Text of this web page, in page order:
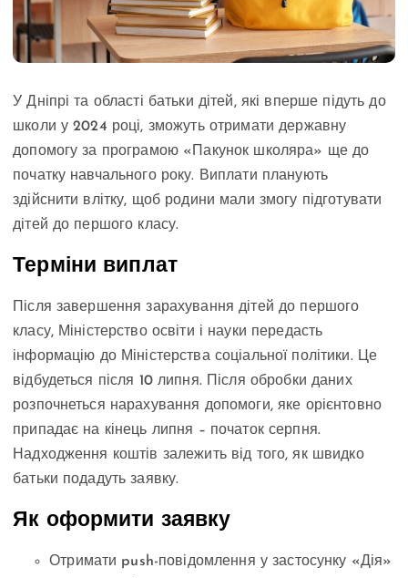
У Дніпрі та області батьки дітей, які вперше підуть до
школи у 2024 році, зможуть отримати державну
допомогу за програмою «Пакунок школяра» ще до
початку навчального року. Виплати планують
здійснити влітку, щоб родини мали змогу підготувати
дітей до першого класу.
Терміни виплат
Після завершення зарахування дітей до першого
класу, Міністерство освіти і науки передасть
інформацію до Міністерства соціальної політики. Це
відбудеться після 10 липня. Після обробки даних
розпочнеться нарахування допомоги, яке орієнтовно
припадає на кінець липня – початок серпня.
Надходження коштів залежить від того, як швидко
батьки подадуть заявку.
Як оформити заявку
Отримати push-повідомлення у застосунку «Дія»